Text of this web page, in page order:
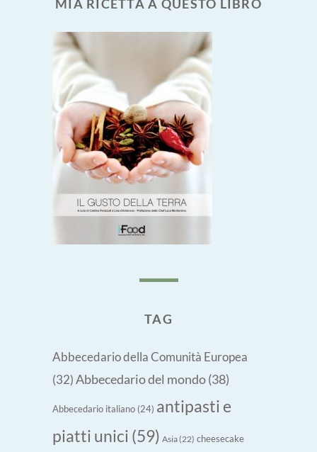
MIA RICETTA A QUESTO LIBRO
TAG
Abbecedario della Comunità Europea
(32) Abbecedario del mondo(38)
Abbecedario italiano (24) antipasti e
piatti unici (59) Asia(22) cheesecake